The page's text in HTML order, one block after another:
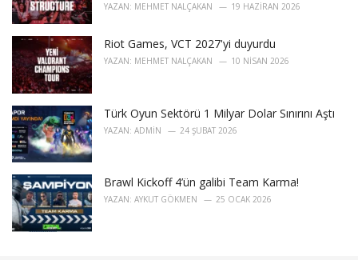
YAZAN: MEHMET NALÇAKAN 19 HAZIRAN 2026
Riot Games, VCT 2027'yi duyurdu
YAZAN: MEHMET NALÇAKAN 10 NISAN 2026
Türk Oyun Sektörü 1 Milyar Dolar Sınırını Aştı
YAZAN: ADMIN 24 ŞUBAT 2026
Brawl Kickoff 4’ün galibi Team Karma!
YAZAN: AYKUT GÖKMEN 25 OCAK 2026